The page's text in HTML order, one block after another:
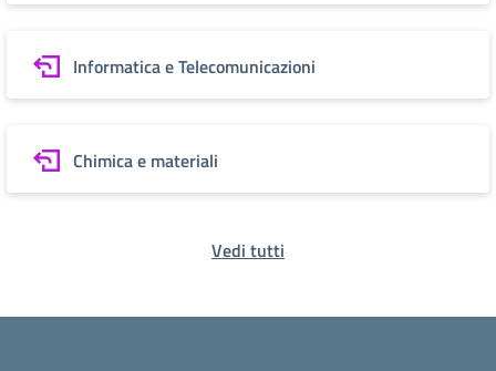
Informatica e Telecomunicazioni
Chimica e materiali
Vedi tutti